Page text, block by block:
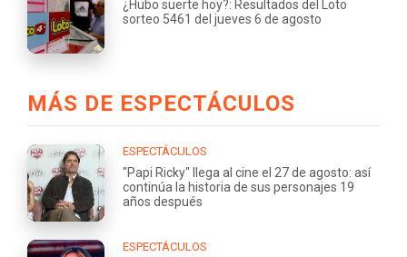
¿Hubo suerte hoy?: Resultados del Loto
sorteo 5461 del jueves 6 de agosto
MÁS DE ESPECTÁCULOS
ESPECTÁCULOS
"Papi Ricky" llega al cine el 27 de agosto: así
continúa la historia de sus personajes 19
años después
ESPECTÁCULOS